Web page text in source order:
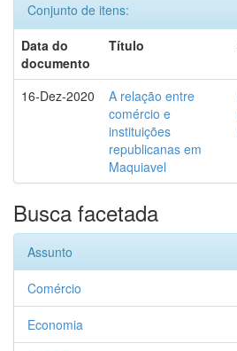
Conjunto de itens:
Data do
documento
Título
16-Dez-2020
A relação entre
comércio e
instituições
republicanas em
Maquiavel
Busca facetada
Assunto
Comércio
Economia